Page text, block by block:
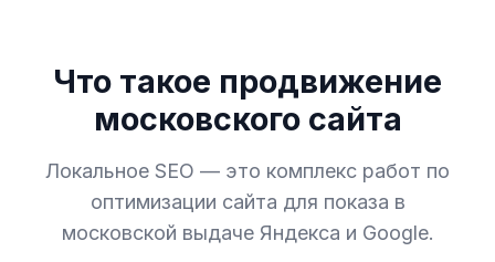
Что такое продвижение
московского сайта
Локальное SEO — это комплекс работ по
оптимизации сайта для показа в
московской выдаче Яндекса и Google.